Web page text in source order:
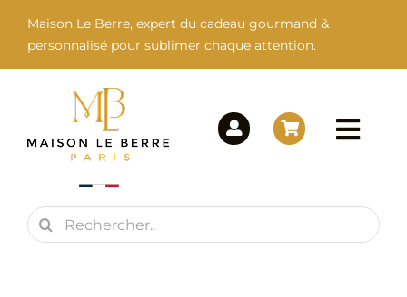
contenu
Maison Le Berre, expert du cadeau gourmand &
personnalisé pour sublimer chaque attention.
Maison Le Berre
Rechercher: